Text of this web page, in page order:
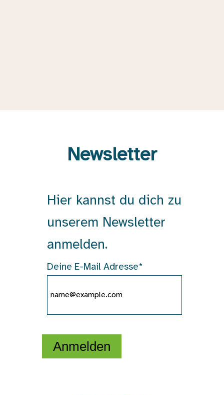
Newsletter
Hier kannst du dich zu
unserem Newsletter
anmelden.
Deine E-Mail Adresse*
Anmelden